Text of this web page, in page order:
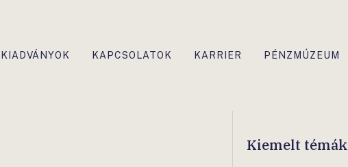
KIADVÁNYOK KAPCSOLATOK KARRIER PÉNZMÚZEUM
Kiemelt témák